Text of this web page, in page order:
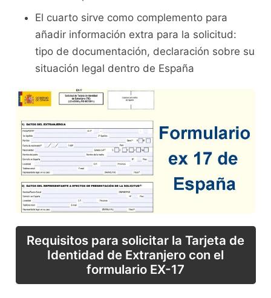
El cuarto sirve como complemento para
añadir información extra para la solicitud:
tipo de documentación, declaración sobre su
situación legal dentro de España
Requisitos para solicitar la Tarjeta de
Identidad de Extranjero con el
formulario EX-17